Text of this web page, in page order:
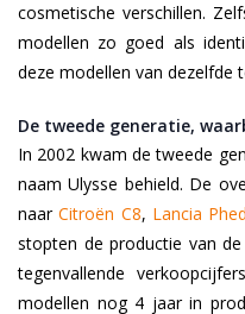
cosmetische verschillen.
modellen zo goed als
deze modellen van dezelfde
De tweede generatie,
In 2002 kwam de tweede
naam Ulysse behield. De
naarCitroën C8, Lancia
stopten de productie van
tegenvallende
modellen nog 4 jaar in